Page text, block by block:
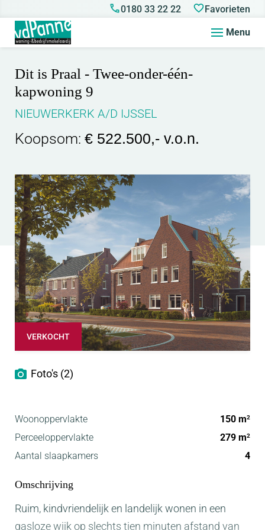
0180 33 22 22 Favorieten
Menu
Dit is Praal - Twee-onder-één-
kapwoning 9
NIEUWERKERK A/D IJSSEL
Koopsom: € 522.500,- v.o.n.
VERKOCHT
Foto's (2)
Woonoppervlakte 150 m2
Perceeloppervlakte 279 m2
Aantal slaapkamers 4
Omschrijving
Ruim, kindvriendelijk en landelijk wonen in een
gasloze wijk op slechts tien minuten afstand van